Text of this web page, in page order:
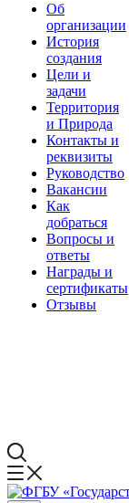
Об
организации
История
создания
Цели и
задачи
Территория
и Природа
Контакты и
реквизиты
Руководство
Вакансии
Как
добраться
Вопросы и
ответы
Награды и
сертификаты
Отзывы